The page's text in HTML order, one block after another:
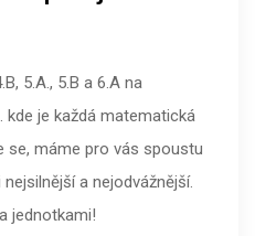
5.A., 5.B a 6.A na
kde je každá matematická
se, máme pro vás spoustu
a nejodvážnější.
jednotkami!